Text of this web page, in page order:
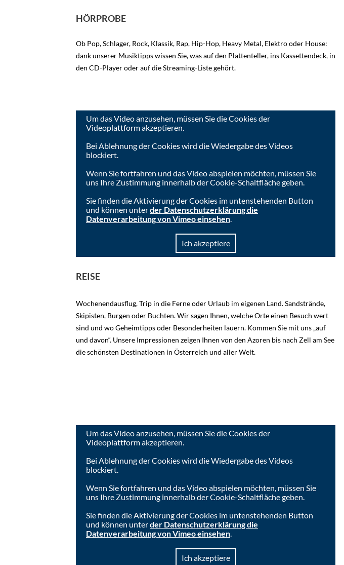
HÖRPROBE
Ob Pop, Schlager, Rock, Klassik, Rap, Hip-Hop, Heavy Metal, Elektro oder House:
dank unserer Musiktipps wissen Sie, was auf den Plattenteller, ins Kassettendeck, in
den CD-Player oder auf die Streaming-Liste gehört.
Um das Video anzusehen, müssen Sie die Cookies der
Videoplattform akzeptieren.
Bei Ablehnung der Cookies wird die Wiedergabe des Videos
blockiert.
Wenn Sie fortfahren und das Video abspielen möchten, müssen Sie
uns Ihre Zustimmung innerhalb der Cookie-Schaltfläche geben.
Sie finden die Aktivierung der Cookies im untenstehenden Button
und können unterder Datenschutzerklärung die
Datenverarbeitung von Vimeo einsehen.
Ich akzeptiere
REISE
Wochenendausflug, Trip in die Ferne oder Urlaub im eigenen Land. Sandstrände,
Skipisten, Burgen oder Buchten. Wir sagen Ihnen, welche Orte einen Besuch wert
sind und wo Geheimtipps oder Besonderheiten lauern. Kommen Sie mit uns „auf
und davon“. Unsere Impressionen zeigen Ihnen von den Azoren bis nach Zell am See
die schönsten Destinationen in Österreich und aller Welt.
Um das Video anzusehen, müssen Sie die Cookies der
Videoplattform akzeptieren.
Bei Ablehnung der Cookies wird die Wiedergabe des Videos
blockiert.
Wenn Sie fortfahren und das Video abspielen möchten, müssen Sie
uns Ihre Zustimmung innerhalb der Cookie-Schaltfläche geben.
Sie finden die Aktivierung der Cookies im untenstehenden Button
und können unterder Datenschutzerklärung die
Datenverarbeitung von Vimeo einsehen.
Ich akzeptiere